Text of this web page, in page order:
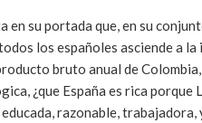
en su portada que, en su
los españoles asciende a
bruto anual de
¿que España es rica
razonable,